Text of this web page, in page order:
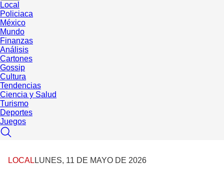
Local
Policiaca
México
Mundo
Finanzas
Análisis
Cartones
Gossip
Cultura
Tendencias
Ciencia y Salud
Turismo
Deportes
Juegos
LOCAL LUNES, 11 DE MAYO DE 2026